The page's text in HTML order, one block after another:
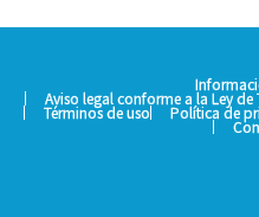
Aviso legal conforme a la Ley de
Términos de uso Política de